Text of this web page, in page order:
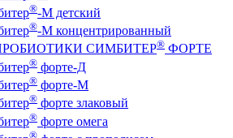
®-М детский
®-М концентрированный
СИМБИТЕР® ФОРТЕ
® форте-Д
® форте-М
® форте злаковый
® форте омега
®